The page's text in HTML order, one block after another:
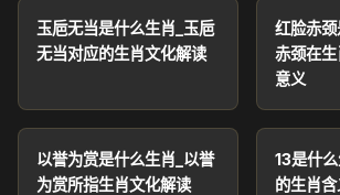
玉巵无当是什么生肖_玉巵
无当对应的生肖文化解读
红脸赤
赤颈在
意义
以誉为赏是什么生肖_以誉
为赏所指生肖文化解读
13是什
的生肖